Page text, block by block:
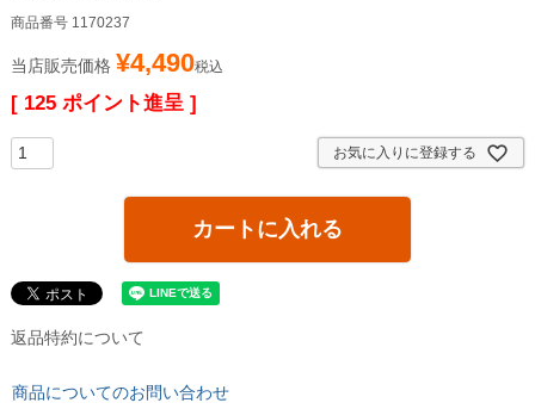
商品番号 1170237
当店販売価格 ¥4,490税込
[ 125 ポイント進呈 ]
お気に入りに登録する
カートに入れる
返品特約について
商品についてのお問い合わせ